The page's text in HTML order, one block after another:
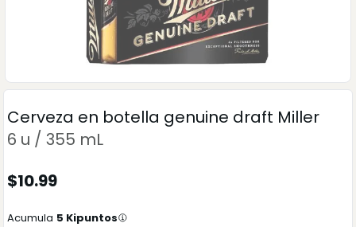
Cerveza en botella genuine draft Miller
6 u / 355 mL
$10.99
Acumula 5 Kipuntos